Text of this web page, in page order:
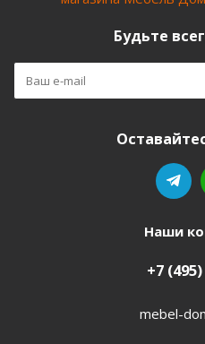
Будьте
Наши
+7
mebel-